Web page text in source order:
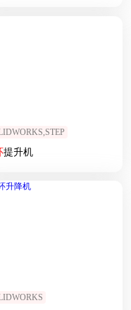
提升机